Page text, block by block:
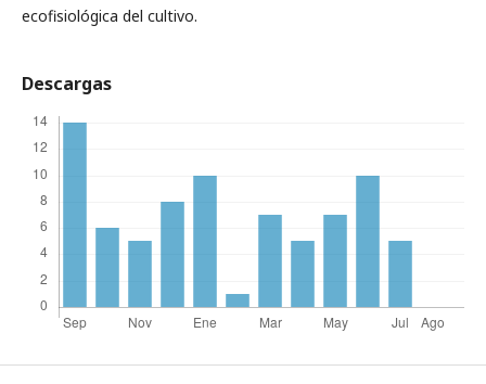
ecofisiológica del cultivo.
Descargas